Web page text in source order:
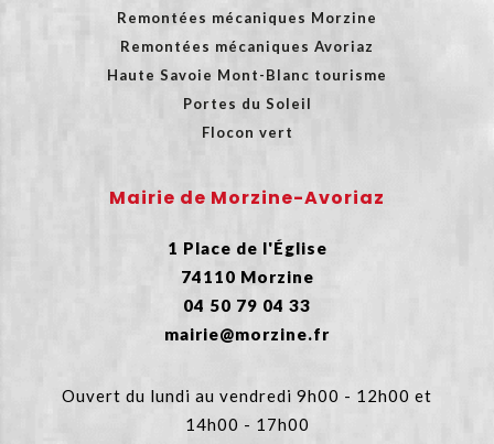
Remontées mécaniques Morzine
Remontées mécaniques Avoriaz
Haute Savoie Mont-Blanc tourisme
Portes du Soleil
Flocon vert
Mairie de Morzine-Avoriaz
1 Place de l'Église
74110 Morzine
04 50 79 04 33
mairie@morzine.fr
Ouvert du lundi au vendredi 9h00 - 12h00 et
14h00 - 17h00